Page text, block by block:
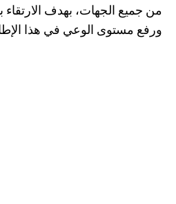
من جميع الجهات، بهدف الارتقاء
ورفع مستوى الوعي في هذا